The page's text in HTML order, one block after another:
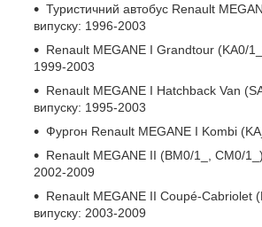
Туристичний автобус Renault
випуску: 1996-2003
Renault MEGANE I Grandtour (KA0/
1999-2003
Renault MEGANE I Hatchback Van
випуску: 1995-2003
Фургон Renault MEGANE I Kombi
Renault MEGANE II (BM0/1_, CM0/
2002-2009
Renault MEGANE II Coupé-Cabriolet
випуску: 2003-2009